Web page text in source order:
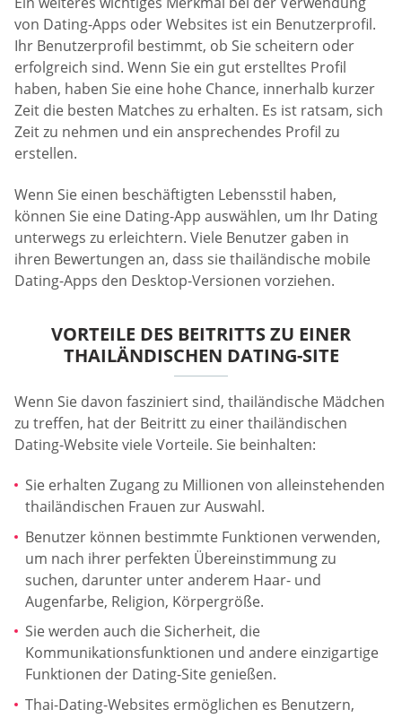
von Dating-Apps oder Websites ist ein Benutzerprofil.
Ihr Benutzerprofil bestimmt, ob Sie scheitern oder
erfolgreich sind. Wenn Sie ein gut erstelltes Profil
haben, haben Sie eine hohe Chance, innerhalb kurzer
Zeit die besten Matches zu erhalten. Es ist ratsam, sich
Zeit zu nehmen und ein ansprechendes Profil zu
erstellen.
Wenn Sie einen beschäftigten Lebensstil haben,
können Sie eine Dating-App auswählen, um Ihr Dating
unterwegs zu erleichtern. Viele Benutzer gaben in
ihren Bewertungen an, dass sie thailändische mobile
Dating-Apps den Desktop-Versionen vorziehen.
VORTEILE DES BEITRITTS ZU EINER
THAILÄNDISCHEN DATING-SITE
Wenn Sie davon fasziniert sind, thailändische Mädchen
zu treffen, hat der Beitritt zu einer thailändischen
Dating-Website viele Vorteile. Sie beinhalten:
Sie erhalten Zugang zu Millionen von alleinstehenden
thailändischen Frauen zur Auswahl.
Benutzer können bestimmte Funktionen verwenden,
um nach ihrer perfekten Übereinstimmung zu
suchen, darunter unter anderem Haar- und
Augenfarbe, Religion, Körpergröße.
Sie werden auch die Sicherheit, die
Kommunikationsfunktionen und andere einzigartige
Funktionen der Dating-Site genießen.
Thai-Dating-Websites ermöglichen es Benutzern,